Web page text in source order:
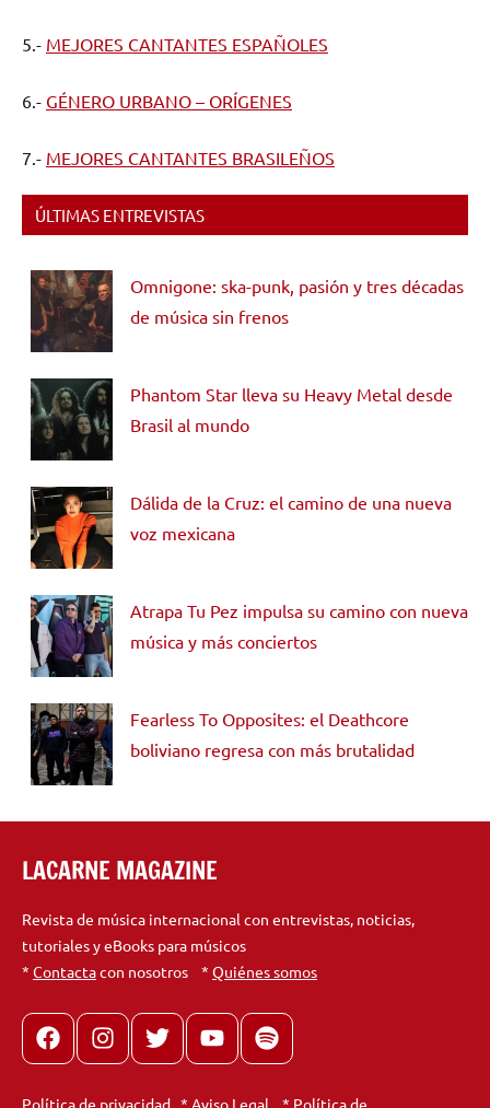
5.- MEJORES CANTANTES ESPAÑOLES
6.- GÉNERO URBANO – ORÍGENES
7.- MEJORES CANTANTES BRASILEÑOS
ÚLTIMAS ENTREVISTAS
Omnigone: ska-punk, pasión y tres décadas
de música sin frenos
Phantom Star lleva su Heavy Metal desde
Brasil al mundo
Dálida de la Cruz: el camino de una nueva
voz mexicana
Atrapa Tu Pez impulsa su camino con nueva
música y más conciertos
Fearless To Opposites: el Deathcore
boliviano regresa con más brutalidad
LACARNE MAGAZINE
Revista de música internacional con entrevistas, noticias,
tutoriales y eBooks para músicos
* Contactacon nosotros * Quiénes somos
FacebookInstagram
X youtubespotify
Política de privacidad * Aviso Legal * Política de